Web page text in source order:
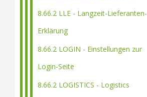
8.66.2 LLE - Langzeit-Lieferanten-
Erklärung
8.66.2 LOGIN - Einstellungen zur
Login-Seite
8.66.2 LOGISTICS - Logistics